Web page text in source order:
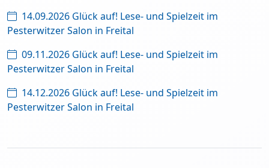
14.09.2026 Glück auf! Lese- und Spielzeit im
Pesterwitzer Salon in Freital
09.11.2026 Glück auf! Lese- und Spielzeit im
Pesterwitzer Salon in Freital
14.12.2026 Glück auf! Lese- und Spielzeit im
Pesterwitzer Salon in Freital